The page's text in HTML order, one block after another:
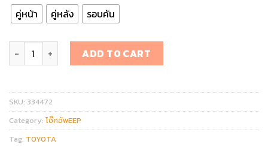
คู่หน้า คู่หลัง รอบคัน
โช๊คอัพ TOYOTA VIOS 08/ YARIS 07 quantity
ADD TO CART
SKU: 334472
Category: โช๊คอัพEEP
Tag: TOYOTA